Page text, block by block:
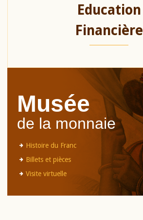
Education
Financière
Musée
de la monnaie
Histoire du Franc
Billets et pièces
Visite virtuelle